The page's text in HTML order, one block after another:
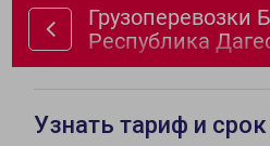
Грузоперевозки
Республика
Узнать тариф и